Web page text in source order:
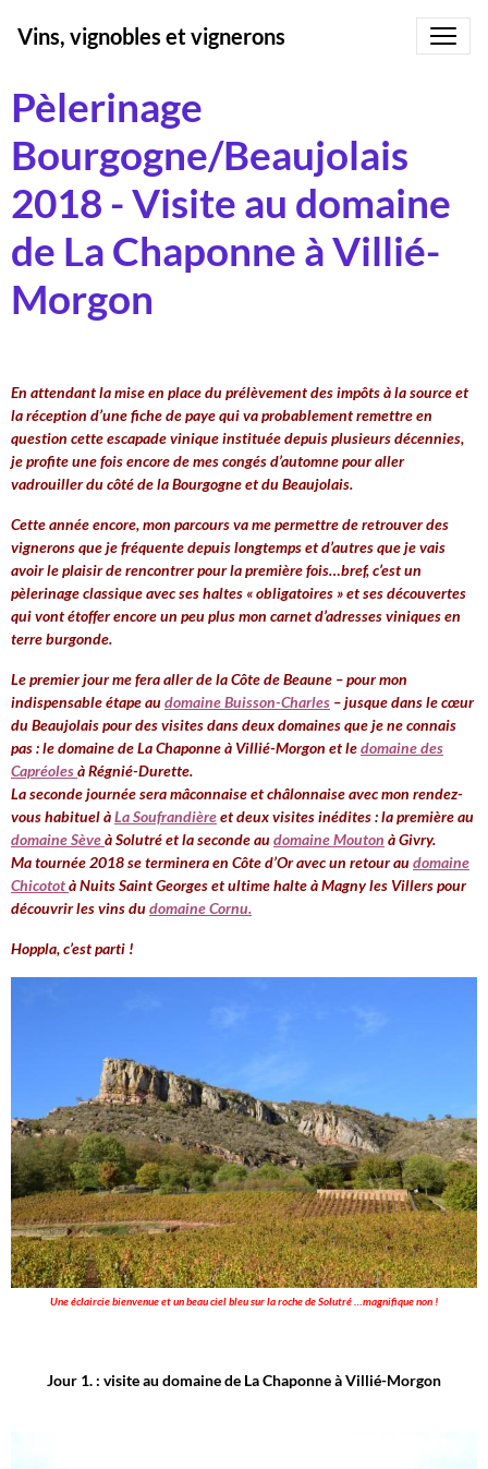
Vins, vignobles et vignerons
Pèlerinage
Bourgogne/Beaujolais
2018 - Visite au domaine
de La Chaponne à Villié-
Morgon
En attendant la mise en place du prélèvement des impôts à la source et
la réception d’une fiche de paye qui va probablement remettre en
question cette escapade vinique instituée depuis plusieurs décennies,
je profite une fois encore de mes congés d’automne pour aller
vadrouiller du côté de la Bourgogne et du Beaujolais.
Cette année encore, mon parcours va me permettre de retrouver des
vignerons que je fréquente depuis longtemps et d’autres que je vais
avoir le plaisir de rencontrer pour la première fois…bref, c’est un
pèlerinage classique avec ses haltes « obligatoires » et ses découvertes
qui vont étoffer encore un peu plus mon carnet d’adresses viniques en
terre burgonde.
Le premier jour me fera aller de la Côte de Beaune – pour mon
indispensable étape audomaine Buisson-Charles – jusque dans le cœur
du Beaujolais pour des visites dans deux domaines que je ne connais
pas : le domaine de La Chaponne à Villié-Morgon et ledomaine des
Capréolesà Régnié-Durette.
La seconde journée sera mâconnaise et châlonnaise avec mon rendez-
vous habituel àLa Soufrandièreet deux visites inédites : la première au
domaine Sèveà Solutré et la seconde audomaine Mouton à Givry.
Ma tournée 2018 se terminera en Côte d’Or avec un retour audomaine
Chicototà Nuits Saint Georges et ultime halte à Magny les Villers pour
découvrir les vins dudomaine Cornu.
Hoppla, c’est parti !
Une éclaircie bienvenue et un beau ciel bleu sur la roche de Solutré …magnifique non !
Jour 1. : visite au domaine de La Chaponne à Villié-Morgon